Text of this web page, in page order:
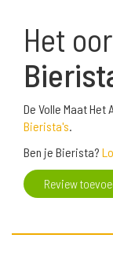
Het
De Volle Maat
Bierista's.
Ben je Bierista?
Review